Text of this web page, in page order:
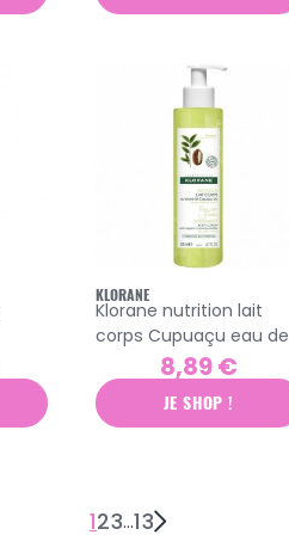
KLORANE
Klorane nutrition lait
corps Cupuaçu eau de
yuzu 200ml8,89 €
JE SHOP !
123…13